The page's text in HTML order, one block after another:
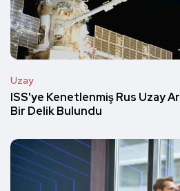
Uzay
ISS'ye Kenetlenmiş Rus Uzay
Bir Delik Bulundu